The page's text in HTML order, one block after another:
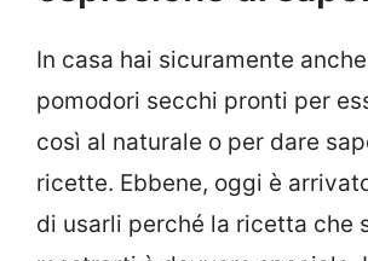
In casa hai sicuramente
pomodori secchi pronti per
così al naturale o per dare
ricette. Ebbene, oggi è
di usarli perché la ricetta che